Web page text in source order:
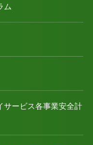
ム
サービス各事業安全計